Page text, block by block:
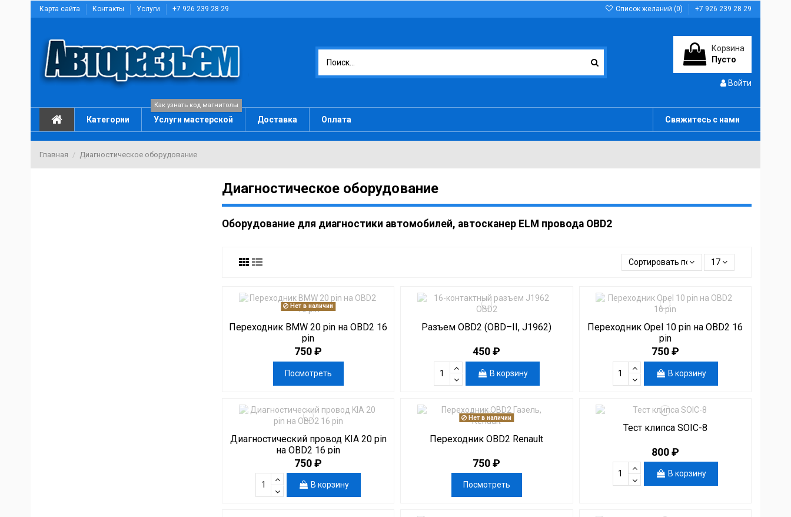
Карта сайта Контакты Услуги +7 926 239 28 29 Список желаний (0) +7 926 239 28 29
Корзина
Пусто
Войти
Категории Услуги мастерской
Как узнать код магнитолы
Доставка Оплата Свяжитесь с нами
Главная Диагностическое оборудование
Диагностическое оборудование
Оборудование для диагностики автомобилей, автосканер ELM провода OBD2
Сортировать по 17
Нет в наличии
Переходник BMW 20 pin на OBD2 16
pin
750 ₽
Посмотреть
Разъем OBD2 (OBD–II, J1962)
450 ₽
В корзину
Переходник Opel 10 pin на OBD2 16
pin
750 ₽
В корзину
Диагностический провод KIA 20 pin
на OBD2 16 pin
750 ₽
В корзину
Нет в наличии
Переходник OBD2 Renault
750 ₽
Посмотреть
Тест клипса SOIC-8
800 ₽
В корзину